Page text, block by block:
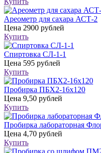
Ареометр для сахара АСТ-2
Цена 2900 рублей
Купить
Спиртовка СЛ-1-1
Цена 595 рублей
Купить
Пробирка ПБХ2-16х120
Цена 9,50 рублей
Купить
Пробирка лабораторная
Цена 4,70 рублей
Купить